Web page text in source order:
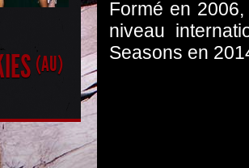
(AU)
Formé en
niveau
Seasons en